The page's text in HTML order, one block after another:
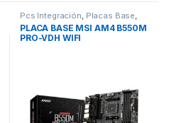
Pcs Integración Placas Base
Socket AM4
PLACA BASE MSI AM4 B550M
PRO-VDH WIFI